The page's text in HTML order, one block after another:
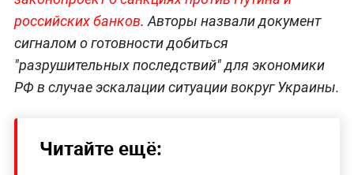
российских банков. Авторы назвали документ
сигналом о готовности добиться
"разрушительных последствий" для экономики
РФ в случае эскалации ситуации вокруг Украины.
Читайте ещё: